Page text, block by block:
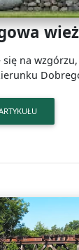
się na